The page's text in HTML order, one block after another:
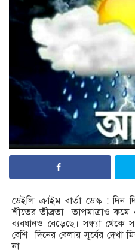
ডেইলি ক্রাইম বার্তা ডেস্ক :
শীতের তীব্রতা। তাপমাত্রাও
ব্যবধানও বেড়েছে। সন্ধ্যা থেকে
বেশি। দিনের বেলায় সূর্যের দেখা
না।